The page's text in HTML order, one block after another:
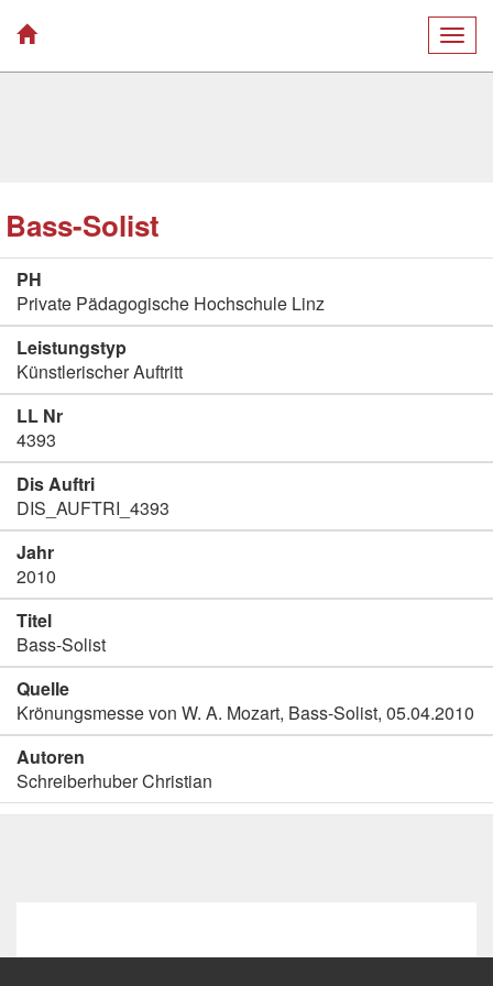
Bass-Solist
PH
Private Pädagogische Hochschule Linz
Leistungstyp
Künstlerischer Auftritt
LL Nr
4393
Dis Auftri
DIS_AUFTRI_4393
Jahr
2010
Titel
Bass-Solist
Quelle
Krönungsmesse von W. A. Mozart, Bass-Solist, 05.04.2010
Autoren
Schreiberhuber Christian